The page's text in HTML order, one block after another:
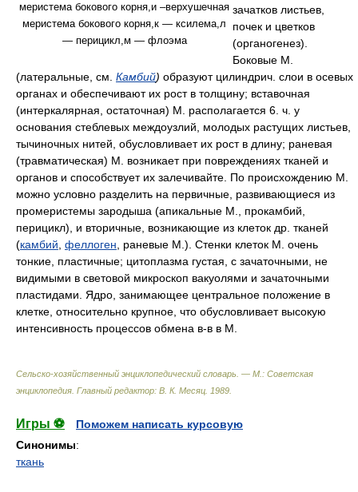
меристема бокового корня,и –верхушечная
меристема бокового корня,к — ксилема,л
— перицикл,м — флоэма
зачатков листьев,
почек и цветков
(органогенез).
Боковые М.
(латеральные, см. Камбий) образуют цилиндрич. слои в осевых
органах и обеспечивают их рост в толщину; вставочная
(интеркалярная, остаточная) М. располагается 6. ч. у
основания стеблевых междоузлий, молодых растущих листьев,
тычиночных нитей, обусловливает их рост в длину; раневая
(травматическая) М. возникает при повреждениях тканей и
органов и способствует их залечивайте. По происхождению М.
можно условно разделить на первичные, развивающиеся из
промеристемы зародыша (апикальные М., прокамбий,
перицикл), и вторичные, возникающие из клеток др. тканей
(камбий феллоген , раневые М.). Стенки клеток М. очень
тонкие, пластичные; цитоплазма густая, с зачаточными, не
видимыми в световой микроскоп вакуолями и зачаточными
пластидами. Ядро, занимающее центральное положение в
клетке, относительно крупное, что обусловливает высокую
интенсивность процессов обмена в-в в М.
Сельско-хозяйственный энциклопедический словарь. — М.: Советская
энциклопедия Главный редактор: В. К. Месяц 1989
Игры ⚽
Поможем написать курсовую
Синонимы:
ткань